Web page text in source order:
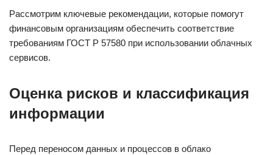
Рассмотрим ключевые рекомендации, которые помогут
финансовым организациям обеспечить соответствие
требованиям ГОСТ Р 57580 при использовании облачных
сервисов.
Оценка рисков и классификация
информации
Перед переносом данных и процессов в облако